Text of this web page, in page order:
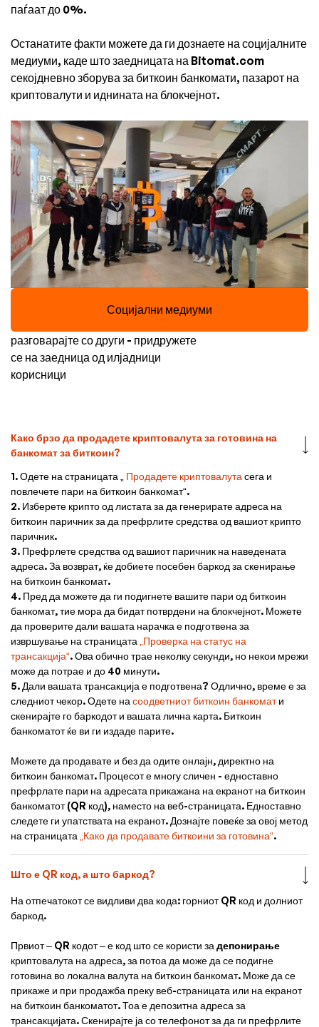
паѓаат до 0%.
Останатите факти можете да ги дознаете на социјалните
медиуми, каде што заедницата на Bitomat.com
секојдневно зборува за биткоин банкомати, пазарот на
криптовалути и иднината на блокчејнот.
Социјални медиуми
разговарајте со други - придружете
се на заедница од илјадници
корисници
Како брзо да продадете криптовалута за готовина на
банкомат за биткоин?
1. Одете на страницата „ Продадете криптовалутасега и
повлечете пари на биткоин банкомат“.
2. Изберете крипто од листата за да генерирате адреса на
биткоин паричник за да префрлите средства од вашиот крипто
паричник.
3. Префрлете средства од вашиот паричник на наведената
адреса. За возврат, ќе добиете посебен баркод за скенирање
на биткоин банкомат.
4. Пред да можете да ги подигнете вашите пари од биткоин
банкомат, тие мора да бидат потврдени на блокчејнот. Можете
да проверите дали вашата нарачка е подготвена за
извршување на страницата„Проверка на статус на
трансакција“. Ова обично трае неколку секунди, но некои мрежи
може да потрае и до 40 минути.
5. Дали вашата трансакција е подготвена? Одлично, време е за
следниот чекор. Одете насоодветниот биткоин банкомати
скенирајте го баркодот и вашата лична карта. Биткоин
банкоматот ќе ви ги издаде парите.
Можете да продавате и без да одите онлајн, директно на
биткоин банкомат. Процесот е многу сличен - едноставно
префрлате пари на адресата прикажана на екранот на биткоин
банкоматот (QR код), наместо на веб-страницата. Едноставно
следете ги упатствата на екранот. Дознајте повеќе за овој метод
на страницата„Како да продавате биткоини за готовина“.
Што е QR код, а што баркод?
На отпечатокот се видливи два кода: горниот QR код и долниот
баркод.
Првиот – QR кодот – е код што се користи задепонирање
криптовалута на адреса, за потоа да може да се подигне
готовина во локална валута на биткоин банкомат. Може да се
прикаже и при продажба преку веб-страницата или на екранот
на биткоин банкоматот. Тоа е депозитна адреса за
трансакцијата. Скенирајте ја со телефонот за да ги префрлите